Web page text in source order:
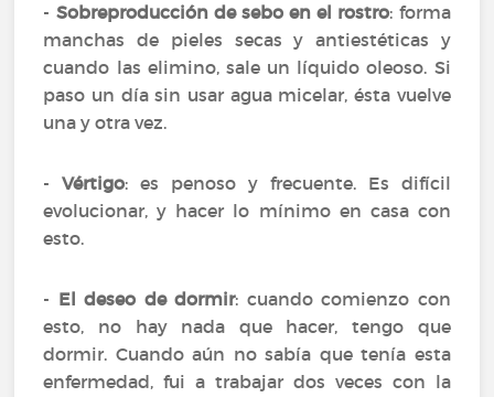
- Sobreproducción de sebo en el rostro: forma
manchas de pieles secas y antiestéticas y
cuando las elimino, sale un líquido oleoso. Si
paso un día sin usar agua micelar, ésta vuelve
una y otra vez.
-Vértigo: es penoso y frecuente. Es difícil
evolucionar, y hacer lo mínimo en casa con
esto.
- El deseo de dormir: cuando comienzo con
esto, no hay nada que hacer, tengo que
dormir. Cuando aún no sabía que tenía esta
enfermedad, fui a trabajar dos veces con la